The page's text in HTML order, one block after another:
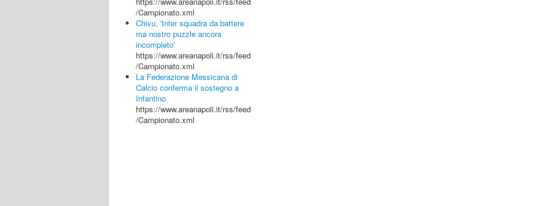
/Campionato.xml
Chivu, 'Inter squadra da battere
ma nostro puzzle ancora
incompleto'
https://www.areanapoli.it/rss/feed
/Campionato.xml
La Federazione Messicana di
Calcio conferma il sostegno a
Infantino
https://www.areanapoli.it/rss/feed
/Campionato.xml